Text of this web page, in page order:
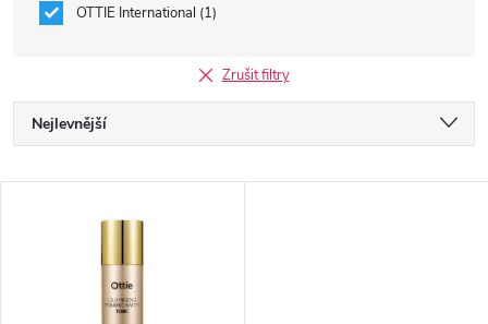
OTTIE International 1
Zrušit filtry
Ř
a
Nejlevnější